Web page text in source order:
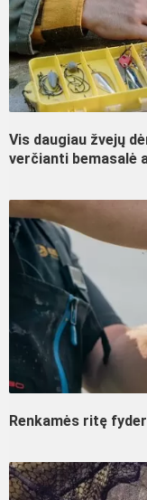
Vis daugiau žvejų
verčianti bemasalė
Renkamės ritę